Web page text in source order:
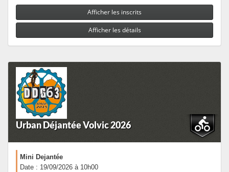
Afficher les inscrits
Afficher les détails
Urban Déjantée Volvic 2026
Mini Dejantée
Date : 19/09/2026 à 10h00